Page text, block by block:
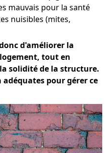
mauvais pour la santé
nuisibles (mites,
d'améliorer la
tout en
solidité de la structure.
pour gérer ce